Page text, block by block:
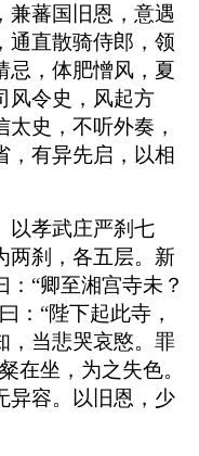
兼蕃国旧恩，意遇
通直散骑侍郎，领
忌，体肥憎风，夏
风令史，风起方
史，不听外奏，
，有异先启，以相
以孝武庄严刹七
两刹，各五层。新
“卿至湘宫寺未？
：“陛下起此寺，
，当悲哭哀愍。罪
在坐，为之失色。
异容。以旧恩，少